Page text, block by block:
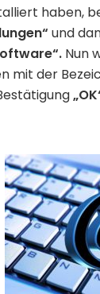
haben,
und
Nun
mit der